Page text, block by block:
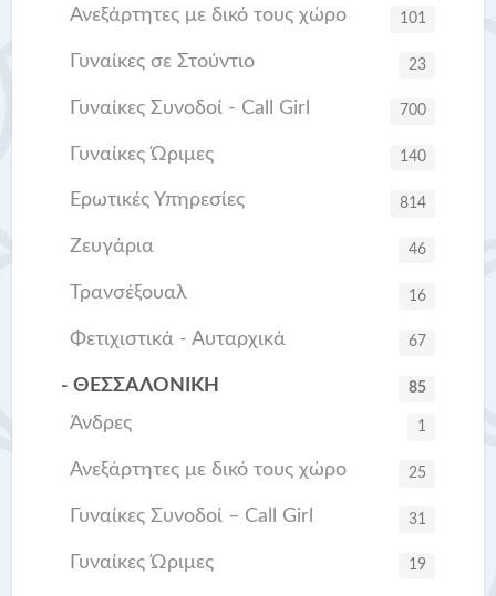
Ανεξάρτητες με δικό τους χώρο 101
Γυναίκες σε Στούντιο 23
Γυναίκες Συνοδοί - Call Girl 700
Γυναίκες Ώριμες 140
Ερωτικές Υπηρεσίες 814
Ζευγάρια 46
Τρανσέξουαλ 16
Φετιχιστικά - Αυταρχικά 67
- ΘΕΣΣΑΛΟΝΙΚΗ 85
Άνδρες 1
Ανεξάρτητες με δικό τους χώρο 25
Γυναίκες Συνοδοί – Call Girl 31
Γυναίκες Ώριμες 19